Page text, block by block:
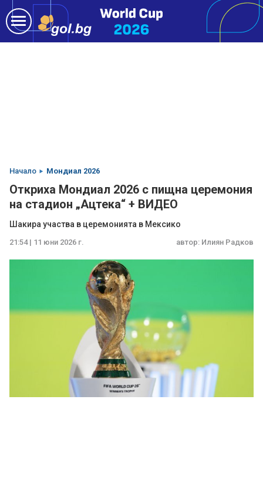
Начало Мондиал 2026
Откриха Мондиал 2026 с пищна церемония
на стадион „Ацтека“ + ВИДЕО
Шакира участва в церемонията в Мексико
21:54 | 11 юни 2026 г. автор: Илиян Радков